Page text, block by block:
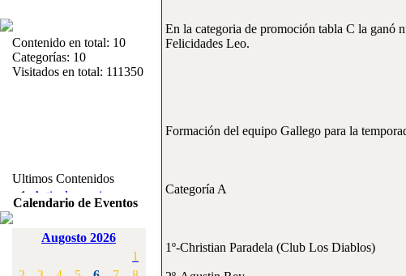
Contenido en total: 10
Categorías: 10
Visitados en total: 111350
Ultimos Contenidos
1:
Articulos varios
[Visitas: 5711]
Campeonato de
[Visitas: 4133]
Calendario de Eventos
Augosto 2026
1
En la categoria de promoción tabla C la ganó
Felicidades Leo.
Formación del equipo Gallego para la
Categoría A
1º-Christian Paradela (Club Los Diablos)